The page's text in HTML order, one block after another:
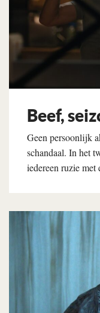
Beef,
Geen persoonlijk
schandaal. In het
iedereen ruzie met
Lees verder